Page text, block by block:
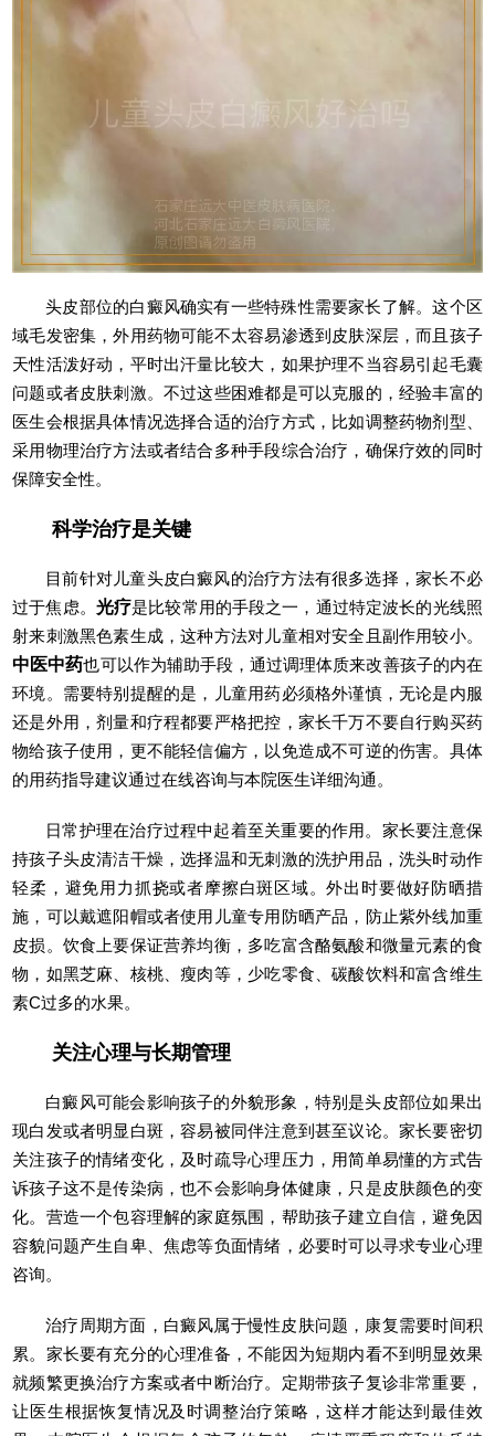
头皮部位的白癜风确实有一些特殊性需要家长了解。这个区
域毛发密集，外用药物可能不太容易渗透到皮肤深层，而且孩子
天性活泼好动，平时出汗量比较大，如果护理不当容易引起毛囊
问题或者皮肤刺激。不过这些困难都是可以克服的，经验丰富的
医生会根据具体情况选择合适的治疗方式，比如调整药物剂型、
采用物理治疗方法或者结合多种手段综合治疗，确保疗效的同时
保障安全性。
科学治疗是关键
目前针对儿童头皮白癜风的治疗方法有很多选择，家长不必
过于焦虑。 光疗是比较常用的手段之一，通过特定波长的光线照
射来刺激黑色素生成，这种方法对儿童相对安全且副作用较小。
中医中药也可以作为辅助手段，通过调理体质来改善孩子的内在
环境。需要特别提醒的是，儿童用药必须格外谨慎，无论是内服
还是外用，剂量和疗程都要严格把控，家长千万不要自行购买药
物给孩子使用，更不能轻信偏方，以免造成不可逆的伤害。具体
的用药指导建议通过在线咨询与本院医生详细沟通。
日常护理在治疗过程中起着至关重要的作用。家长要注意保
持孩子头皮清洁干燥，选择温和无刺激的洗护用品，洗头时动作
轻柔，避免用力抓挠或者摩擦白斑区域。外出时要做好防晒措
施，可以戴遮阳帽或者使用儿童专用防晒产品，防止紫外线加重
皮损。饮食上要保证营养均衡，多吃富含酪氨酸和微量元素的食
物，如黑芝麻、核桃、瘦肉等，少吃零食、碳酸饮料和富含维生
素C过多的水果。
关注心理与长期管理
白癜风可能会影响孩子的外貌形象，特别是头皮部位如果出
现白发或者明显白斑，容易被同伴注意到甚至议论。家长要密切
关注孩子的情绪变化，及时疏导心理压力，用简单易懂的方式告
诉孩子这不是传染病，也不会影响身体健康，只是皮肤颜色的变
化。营造一个包容理解的家庭氛围，帮助孩子建立自信，避免因
容貌问题产生自卑、焦虑等负面情绪，必要时可以寻求专业心理
咨询。
治疗周期方面，白癜风属于慢性皮肤问题，康复需要时间积
累。家长要有充分的心理准备，不能因为短期内看不到明显效果
就频繁更换治疗方案或者中断治疗。定期带孩子复诊非常重要，
让医生根据恢复情况及时调整治疗策略，这样才能达到最佳效